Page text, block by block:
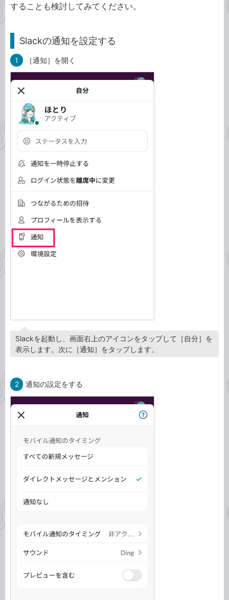
することも検討してみてください。
Slackの通知を設定する
1 ［通知］を開く
Slackを起動し、画面右上のアイコンをタップして［自分］を
表示します。次に［通知］をタップします。
2 通知の設定をする